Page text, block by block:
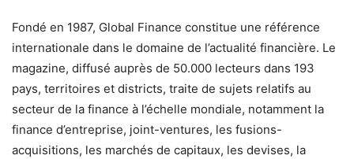
Fondé en 1987, Global Finance constitue une référence
internationale dans le domaine de l’actualité financière. Le
magazine, diffusé auprès de 50.000 lecteurs dans 193
pays, territoires et districts, traite de sujets relatifs au
secteur de la finance à l’échelle mondiale, notamment la
finance d’entreprise, joint-ventures, les fusions-
acquisitions, les marchés de capitaux, les devises, la